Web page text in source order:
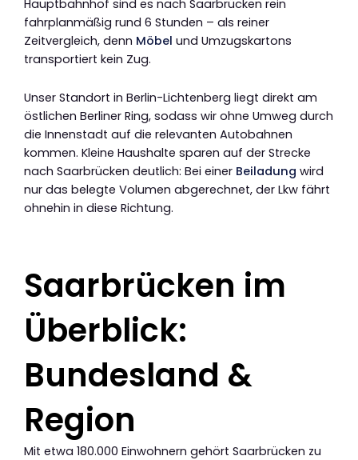
Hauptbahnhof sind es nach Saarbrücken rein
fahrplanmäßig rund 6 Stunden – als reiner
Zeitvergleich, denn Möbel und Umzugskartons
transportiert kein Zug.
Unser Standort in Berlin-Lichtenberg liegt direkt am
östlichen Berliner Ring, sodass wir ohne Umweg durch
die Innenstadt auf die relevanten Autobahnen
kommen. Kleine Haushalte sparen auf der Strecke
nach Saarbrücken deutlich: Bei einer Beiladung wird
nur das belegte Volumen abgerechnet, der Lkw fährt
ohnehin in diese Richtung.
Saarbrücken im
Überblick:
Bundesland &
Region
Mit etwa 180.000 Einwohnern gehört Saarbrücken zu